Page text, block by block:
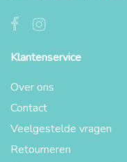
Klantenservice
Over ons
Contact
Veelgestelde vragen
Retourneren